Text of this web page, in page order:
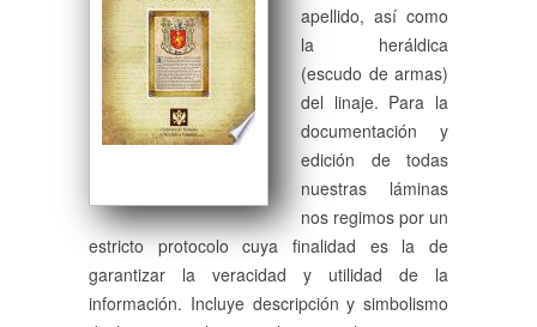
apellido, así como
la heráldica
(escudo de armas)
del linaje. Para la
documentación y
edición de todas
nuestras láminas
nos regimos por un
estricto protocolo cuya finalidad es la de
garantizar la veracidad y utilidad de la
información. Incluye descripción y simbolismo